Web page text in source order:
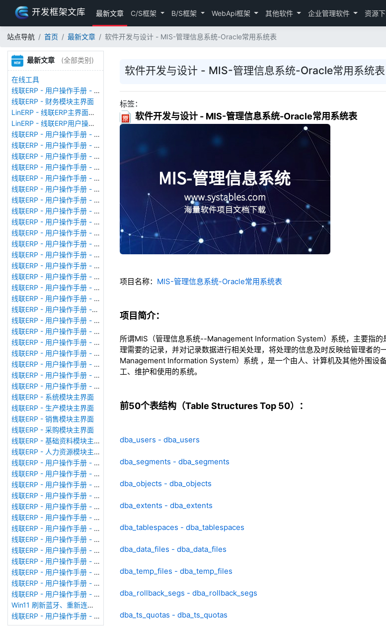
开发框架文库 最新文章 C/S框架 B/S框架 WebApi框架 其他软件 企业管理软件 资源
站点导航 首页 最新文章 软件开发与设计 - MIS-管理信息系统-Oracle常用系统表
最新文章 (全部类别)
在线工具
线联ERP - 用户操作手册 - 存货期初
线联ERP - 财务模块主界面
LinERP - 线联ERP主界面（HOME）
LinERP - 线联ERP用户操作手册 - 系统登陆
线联ERP - 用户操作手册 - 查看在线用户
线联ERP - 用户操作手册 - 数据备份
线联ERP - 用户操作手册 - 工厂管理
线联ERP - 用户操作手册 - 帐套管理
线联ERP - 用户操作手册 - 语种设置
线联ERP - 用户操作手册 - 国际化多语言
线联ERP - 用户操作手册 - 报表管理
线联ERP - 用户操作手册 - 字段名管理
线联ERP - 用户操作手册 - 模块管理
线联ERP - 用户操作手册 - 广播消息
线联ERP - 用户操作手册 - 审计日志
线联ERP - 用户操作手册 - 公司资料设置
线联ERP - 用户操作手册 - 系统参数设置
线联ERP - 用户操作手册 - 单据类型
线联ERP - 用户操作手册 - 号码规则
线联ERP - 用户操作手册 - 功能菜单
线联ERP - 用户操作手册 -分配临时角色
线联ERP - 用户操作手册 - 组织架构
线联ERP - 用户操作手册 - 用户管理
线联ERP - 用户操作手册 - 角色/岗位管理
线联ERP - 用户操作手册 - 暂估入库明细表
线联ERP - 用户操作手册 - 物料收发明细表
线联ERP - 用户操作手册 - 即时库存余额表
线联ERP - 用户操作手册 - 库存账龄分析表
线联ERP - 系统模块主界面
线联ERP - 生产模块主界面
线联ERP - 销售模块主界面
线联ERP - 采购模块主界面
线联ERP - 基础资料模块主界面
线联ERP - 人力资源模块主界面
线联ERP - 用户操作手册 - 个人考勤报表（横向）
线联ERP - 用户操作手册 - 部门考勤报表
线联ERP - 用户操作手册 - 个人考勤报表
线联ERP - 用户操作手册 - 考勤计算
线联ERP - 用户操作手册 - 节假日管理
线联ERP - 用户操作手册 - 请假管理
线联ERP - 用户操作手册 - 补卡管理
线联ERP - 用户操作手册 - 考勤设备管理
线联ERP - 用户操作手册 - 考勤参数配置
线联ERP - 用户操作手册 - 考勤设备绑定
线联ERP - 用户操作手册 - 员工档案
线联ERP - 用户操作手册 - 班次管理
线联ERP - 用户操作手册 - 排班管理
Win11 刷新蓝牙、重新连接蓝牙音响
线联ERP - 用户操作手册 - 成品入库单
软件开发与设计 - MIS-管理信息系统-Oracle常用系统表
标签：
软件开发与设计 - MIS-管理信息系统-Oracle常用系统表
项目名称： MIS-管理信息系统-Oracle常用系统表
项目简介：
所谓MIS（管理信息系统--Management Information System）系统，主要指的
理需要的记录，并对记录数据进行相关处理，将处理的信息及时反映给管理者
Management Information System）系统 ，是一个由人、计算机及其他外围设
工、维护和使用的系统。
前50个表结构（Table Structures Top 50）：
dba_users - dba_users
dba_segments - dba_segments
dba_objects - dba_objects
dba_extents - dba_extents
dba_tablespaces - dba_tablespaces
dba_data_files - dba_data_files
dba_temp_files - dba_temp_files
dba_rollback_segs - dba_rollback_segs
dba_ts_quotas - dba_ts_quotas